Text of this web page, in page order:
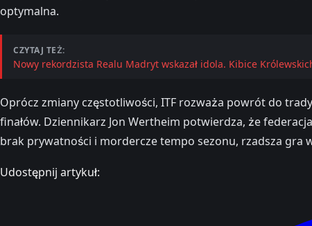
optymalna.
CZYTAJ TEŻ:
Nowy rekordzista Realu Madryt wskazał idola. Kibice
Oprócz zmiany częstotliwości, ITF rozważa powrót do
finałów. Dziennikarz Jon Wertheim potwierdza, że
brak prywatności i mordercze tempo sezonu, rzadsza gra
Udostępnij artykuł: